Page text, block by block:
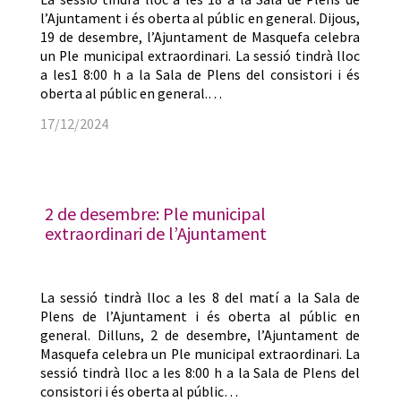
l’Ajuntament i és oberta al públic en general. Dijous,
19 de desembre, l’Ajuntament de Masquefa celebra
un Ple municipal extraordinari. La sessió tindrà lloc
a les1 8:00 h a la Sala de Plens del consistori i és
oberta al públic en general.…
17/12/2024
2 de desembre: Ple municipal
extraordinari de l’Ajuntament
La sessió tindrà lloc a les 8 del matí a la Sala de
Plens de l’Ajuntament i és oberta al públic en
general. Dilluns, 2 de desembre, l’Ajuntament de
Masquefa celebra un Ple municipal extraordinari. La
sessió tindrà lloc a les 8:00 h a la Sala de Plens del
consistori i és oberta al públic…